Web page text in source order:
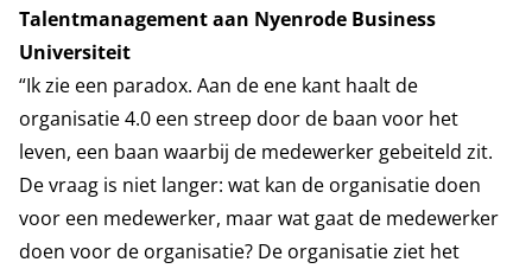
Talentmanagement aan Nyenrode Business
Universiteit
“Ik zie een paradox. Aan de ene kant haalt de
organisatie 4.0 een streep door de baan voor het
leven, een baan waarbij de medewerker gebeiteld zit.
De vraag is niet langer: wat kan de organisatie doen
voor een medewerker, maar wat gaat de medewerker
doen voor de organisatie? De organisatie ziet het